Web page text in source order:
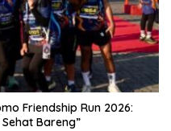
Friendship Run 2026:
Bareng”